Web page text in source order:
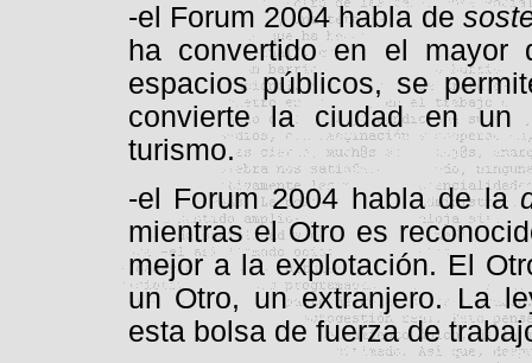
-el Forum 2004 habla de
ha convertido en el mayor
espacios públicos, se
convierte la ciudad en un
turismo.
-el Forum 2004 habla de la
mientras el Otro es
mejor a la explotación. El
un Otro, un extranjero. La
esta bolsa de fuerza de